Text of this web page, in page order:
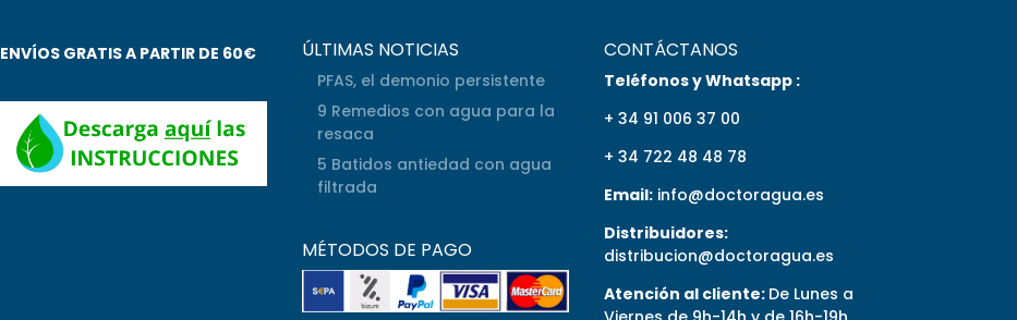
ENVÍOS GRATIS A PARTIR DE 60€ ÚLTIMAS NOTICIAS
PFAS, el demonio persistente
9 Remedios con agua para la
resaca
5 Batidos antiedad con agua
filtrada
MÉTODOS DE PAGO
CONTÁCTANOS
Teléfonos y Whatsapp :
+ 34 91 006 37 00
+ 34 722 48 48 78
Email:info@doctoragua.es
Distribuidores:
distribucion@doctoragua.es
Atención al cliente: De Lunes a